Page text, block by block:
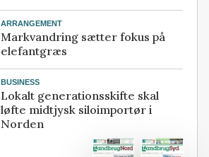
ARRANGEMENT
Markvandring sætter fokus på
elefantgræs
BUSINESS
Lokalt generationsskifte skal
løfte midtjysk siloimportør i
Norden